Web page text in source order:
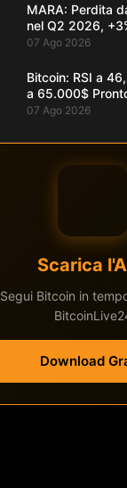
MARA: Perdita
nel Q2 2026,
Minati
07 Ago 2026
Bitcoin: RSI a
a 65.000$
07 Ago 2026
Scarica
Segui Bitcoin in
Download